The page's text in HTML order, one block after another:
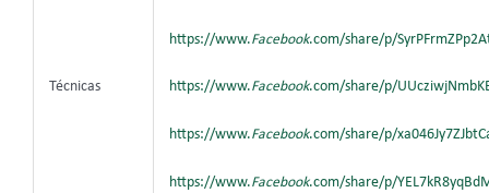
Técnicas
https://www.Facebook.com/share/p/
https://www.Facebook.com/share/p/
https://www.Facebook.com/share/p/
https://www.Facebook.com/share/p/